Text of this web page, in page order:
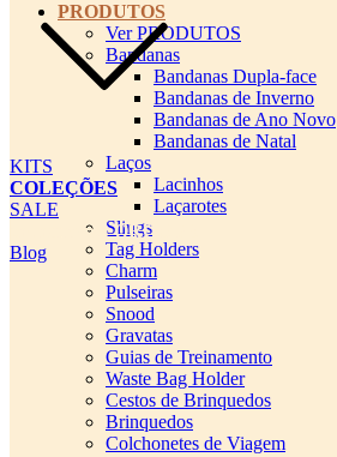
KITS
COLEÇÕES
SALE
cadastro pet QRCODE
Blog
PRODUTOS
Ver PRODUTOS
Bandanas
Bandanas Dupla-face
Bandanas de Inverno
Bandanas de Ano Novo
Bandanas de Natal
Laços
Lacinhos
Laçarotes
Slings
Tag Holders
Charm
Pulseiras
Snood
Gravatas
Guias de Treinamento
Waste Bag Holder
Cestos de Brinquedos
Brinquedos
Colchonetes de Viagem